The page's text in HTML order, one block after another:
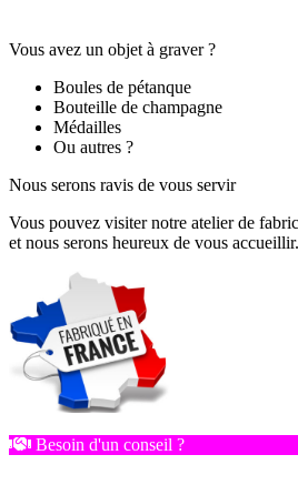
Vous avez un objet à graver ?
Boules de pétanque
Bouteille de champagne
Médailles
Ou autres ?
Nous serons ravis de vous servir
Vous pouvez visiter notre atelier de
et nous serons heureux de vous accueillir.
Besoin d'un conseil ?